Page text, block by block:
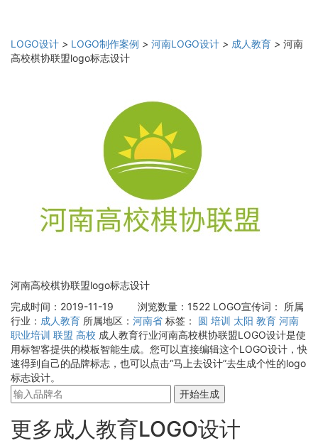
LOGO设计 > LOGO制作案例 > 河南LOGO设计 > 成人教育 > 河南
高校棋协联盟logo标志设计
河南高校棋协联盟logo标志设计
完成时间：2019-11-19
浏览数量：1522 LOGO宣传词：
所属
行业： 成人教育 所属地区： 河南省 标签： 圆 培训 太阳 教育 河南
职业培训 联盟 高校 成人教育行业河南高校棋协联盟LOGO设计是使
用标智客提供的模板智能生成。您可以直接编辑这个LOGO设计，快
速得到自己的品牌标志，也可以点击“马上去设计”去生成个性的logo
标志设计。
开始生成
更多成人教育LOGO设计